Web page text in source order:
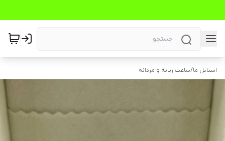
استایل ما/ساعت زنانه و مردانه